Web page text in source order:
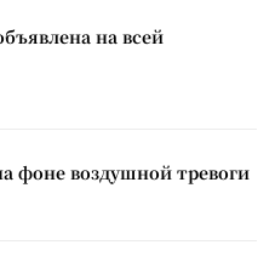
на всей
фоне воздушной тревоги